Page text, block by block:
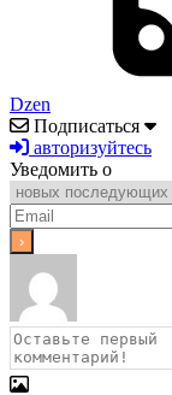
Dzen
Подписаться
авторизуйтесь
Уведомить о